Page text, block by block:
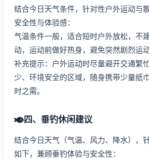
结合今日天气条件，针对性户外运动与
安全性与体验感：
气温条件一般，适合短时户外放松，不
动，运动前做好热身，避免突然剧烈运
补充提示：户外运动时尽量避开交通繁
少、环境安全的区域，随身携带少量纸
时之需。
四、垂钓休闲建议
结合今日天气（气温、风力、降水），
如下，兼顾垂钓体验与安全性：